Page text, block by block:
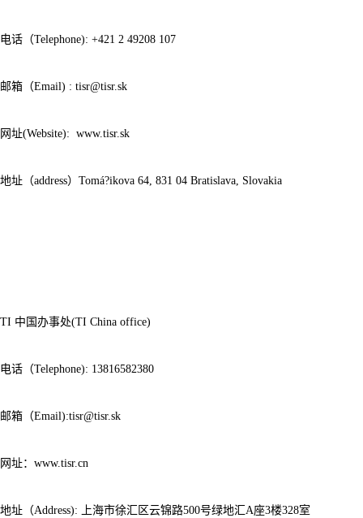
电话（Telephone): +421 2 49208 107
邮箱（Email) : tisr@tisr.sk
网址(Website): www.tisr.sk
地址（address）Tomá?ikova 64, 831 04 Bratislava, Slovakia
TI 中国办事处(TI China office)
电话（Telephone): 13816582380
邮箱（Email):tisr@tisr.sk
网址：www.tisr.cn
地址（Address): 上海市徐汇区云锦路500号绿地汇A座3楼328室